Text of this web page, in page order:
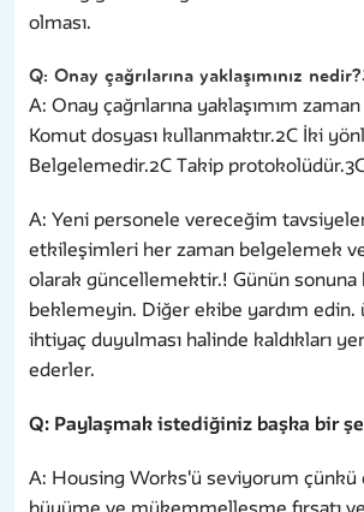
olması.
Q: Onay çağrılarına yaklaşımınız
A: Onay çağrılarına yaklaşımım
Komut dosyası kullanmaktır.2C İki
Belgelemedir.2C Takip
A: Yeni personele vereceğim
etkileşimleri her zaman belgelemek
olarak güncellemektir.! Günün sonuna
beklemeyin. Diğer ekibe yardım edin.
ihtiyaç duyulması halinde kaldıkları
ederler.
Q: Paylaşmak istediğiniz başka bir
A: Housing Works'ü seviyorum çünkü